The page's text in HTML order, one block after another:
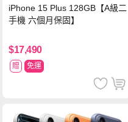
iPhone 15 Plus 128GB【A級二
手機 六個月保固】
$17,490
贈 免運